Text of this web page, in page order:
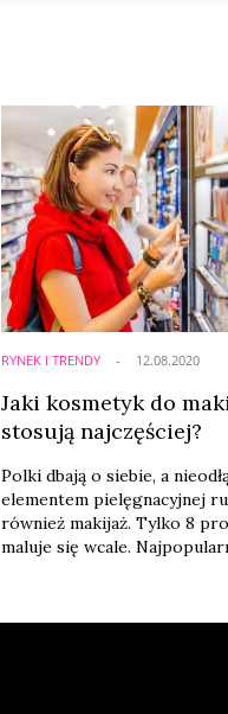
RYNEK I TRENDY
Jaki kosmetyk do
stosują najczęściej?
Polki dbają o siebie, a
elementem pielęgnacyjnej
również makijaż. Tylko 8
maluje się wcale.
12.08.2020